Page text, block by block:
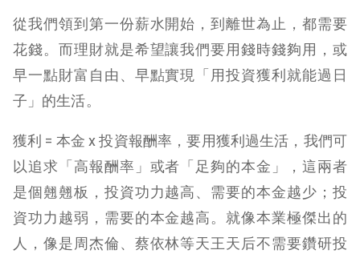
從我們領到第一份薪水開始，到離世為止，都需要
花錢。而理財就是希望讓我們要用錢時錢夠用，或
早一點財富自由、早點實現「用投資獲利就能過日
子」的生活。
獲利 = 本金 x 投資報酬率，要用獲利過生活，我們可
以追求「高報酬率」或者「足夠的本金」，這兩者
是個翹翹板，投資功力越高、需要的本金越少；投
資功力越弱，需要的本金越高。就像本業極傑出的
人，像是周杰倫、蔡依林等天王天后不需要鑽研投